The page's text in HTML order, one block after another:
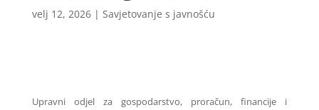
velj 12, 2026| Savjetovanje s javnošću
Upravni odjel za gospodarstvo, proračun, financije i